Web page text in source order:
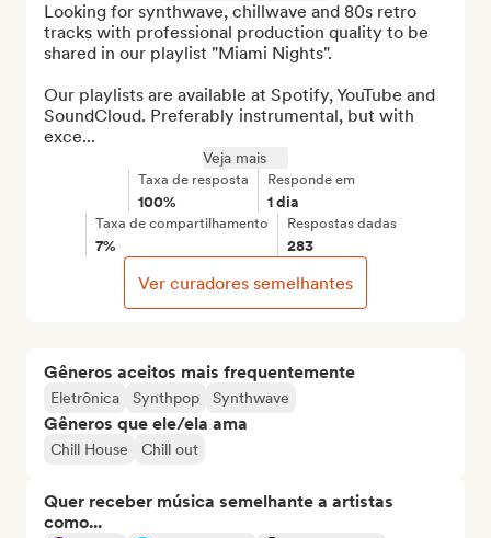
Gêneros aceitos mais frequentemente
Eletrônica Synthpop Synthwave
Gêneros que ele/ela ama
Chill House Chill out
Quer receber música semelhante a artistas
como...
Looking for synthwave, chillwave and 80s retro
tracks with professional production quality to be
shared in our playlist "Miami Nights".
Our playlists are available at Spotify, YouTube and
SoundCloud. Preferably instrumental, but with
exce...
Veja mais
Taxa de resposta
100%
Responde em
1 dia
Taxa de compartilhamento
7%
Respostas dadas
283
Ver curadores semelhantes